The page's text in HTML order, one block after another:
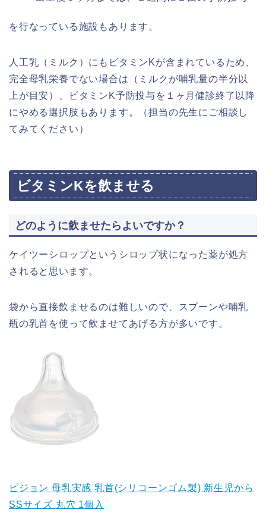
を行なっている施設もあります。
人工乳（ミルク）にもビタミンKが含まれているため、
完全母乳栄養でない場合は（ミルクが哺乳量の半分以
上が目安）、ビタミンK予防投与を１ヶ月健診終了以降
にやめる選択肢もあります。（担当の先生にご相談し
てみてください）
ビタミンKを飲ませる
どのように飲ませたらよいですか？
ケイツーシロップというシロップ状になった薬が処方
されると思います。
袋から直接飲ませるのは難しいので、スプーンや哺乳
瓶の乳首を使って飲ませてあげる方が多いです。
ピジョン 母乳実感 乳首(シリコーンゴム製) 新生児から
SSサイズ 丸穴 1個入